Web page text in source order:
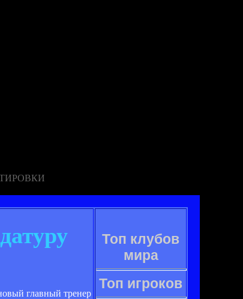
главный тренер
Топ клубов
мира
Топ игроков